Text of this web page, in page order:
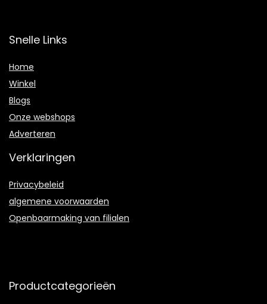
Snelle Links
Home
Winkel
Blogs
Onze webshops
Adverteren
Verklaringen
Privacybeleid
algemene voorwaarden
Openbaarmaking van filialen
Productcategorieën